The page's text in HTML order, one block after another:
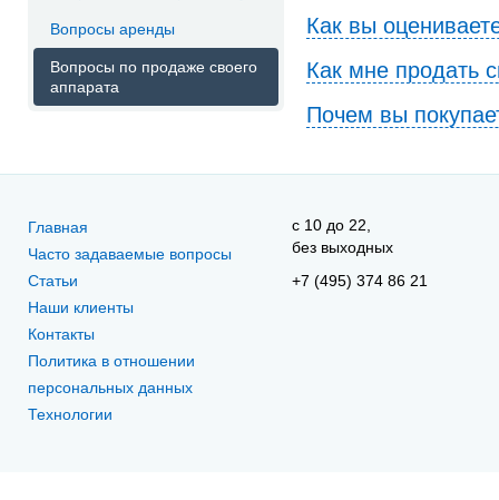
Вопросы аренды
Вопросы по продаже своего
аппарата
Как вы
Как мне продать
Почем вы
Главная
Часто задаваемые вопросы
Статьи
Наши клиенты
Контакты
Политика в отношении
персональных данных
Технологии
c 10 до 22,
без выходных
+7 (495) 374 86 21